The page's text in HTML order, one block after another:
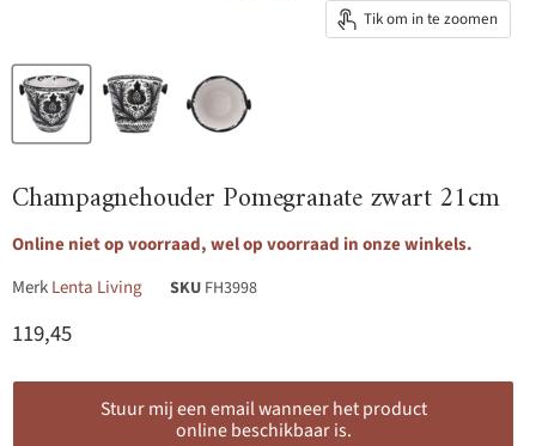
Tik om in te zoomen
Champagnehouder Pomegranate zwart 21cm
Online niet op voorraad, wel op voorraad in onze winkels.
MerkLenta Living SKU FH3998
Huidige prijs
119,45
Stuur mij een email wanneer het product
online beschikbaar is.